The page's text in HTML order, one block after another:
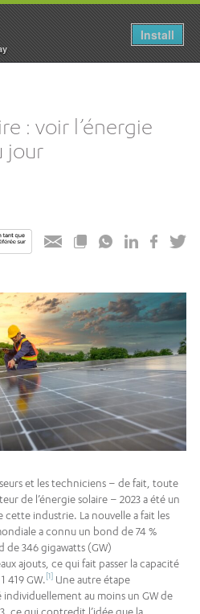
Install
: voir l’énergie
jour
et les techniciens – de fait, toute
de l’énergie solaire – 2023 a été un
industrie. La nouvelle a fait les
a connu un bond de 74 %
de 346 gigawatts (GW)
ajouts, ce qui fait passer la capacité
419 GW. [1] Une autre étape
au moins un GW de